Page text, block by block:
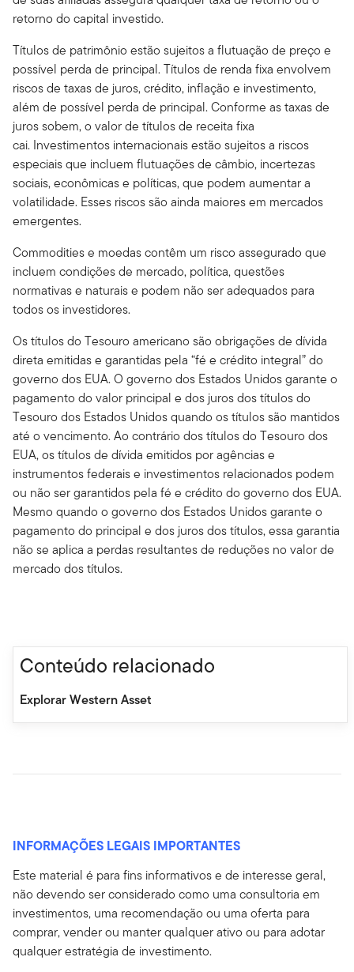
retorno do capital investido.
Títulos de patrimônio estão sujeitos a flutuação de preço e
possível perda de principal. Títulos de renda fixa envolvem
riscos de taxas de juros, crédito, inflação e investimento,
além de possível perda de principal. Conforme as taxas de
juros sobem, o valor de títulos de receita fixa
cai. Investimentos internacionais estão sujeitos a riscos
especiais que incluem flutuações de câmbio, incertezas
sociais, econômicas e políticas, que podem aumentar a
volatilidade. Esses riscos são ainda maiores em mercados
emergentes.
Commodities e moedas contêm um risco assegurado que
incluem condições de mercado, política, questões
normativas e naturais e podem não ser adequados para
todos os investidores.
Os títulos do Tesouro americano são obrigações de dívida
direta emitidas e garantidas pela “fé e crédito integral” do
governo dos EUA. O governo dos Estados Unidos garante o
pagamento do valor principal e dos juros dos títulos do
Tesouro dos Estados Unidos quando os títulos são mantidos
até o vencimento. Ao contrário dos títulos do Tesouro dos
EUA, os títulos de dívida emitidos por agências e
instrumentos federais e investimentos relacionados podem
ou não ser garantidos pela fé e crédito do governo dos EUA.
Mesmo quando o governo dos Estados Unidos garante o
pagamento do principal e dos juros dos títulos, essa garantia
não se aplica a perdas resultantes de reduções no valor de
mercado dos títulos.
Conteúdo relacionado
Explorar Western Asset
INFORMAÇÕES LEGAIS IMPORTANTES
Este material é para fins informativos e de interesse geral,
não devendo ser considerado como uma consultoria em
investimentos, uma recomendação ou uma oferta para
comprar, vender ou manter qualquer ativo ou para adotar
qualquer estratégia de investimento.